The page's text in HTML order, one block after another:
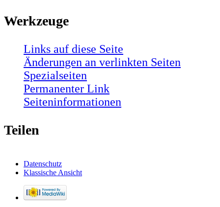
Werkzeuge
Links auf diese Seite
Änderungen an verlinkten Seiten
Spezialseiten
Permanenter Link
Seiten­informationen
Teilen
Datenschutz
Klassische Ansicht